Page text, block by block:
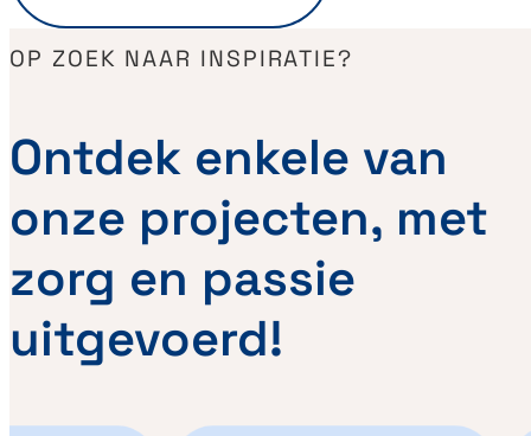
OP ZOEK NAAR INSPIRATIE?
Ontdek enkele van
onze projecten, met
zorg en passie
uitgevoerd!